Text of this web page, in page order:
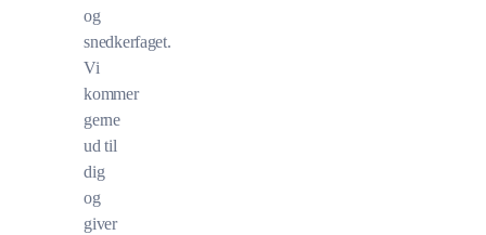
og
snedkerfaget.
Vi
kommer
gerne
ud til
dig
og
giver